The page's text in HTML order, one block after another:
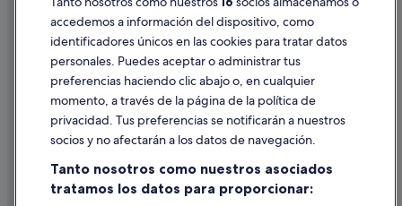
Ayuda
Cancelar un vuelo
Cancelar una reserva de hotel o de un alquiler vacacional
Utilizar un cupón de Expedia
accedemos a información del dispositivo, como
identificadores únicos en las cookies para tratar datos
personales. Puedes aceptar o administrar tus
preferencias haciendo clic abajo o, en cualquier
momento, a través de la página de la política de
privacidad. Tus preferencias se notificarán a nuestros
socios y no afectarán a los datos de navegación.
Tanto nosotros como nuestros asociados
tratamos los datos para proporcionar: